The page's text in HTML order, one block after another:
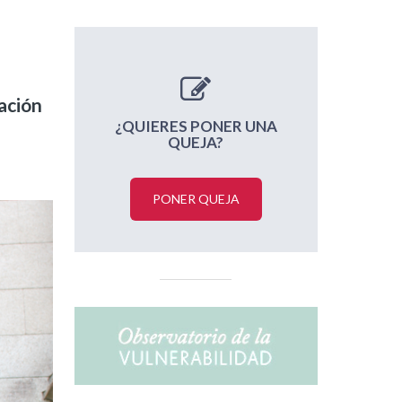
¿QUIERES PONER UNA
QUEJA?
PONER QUEJA